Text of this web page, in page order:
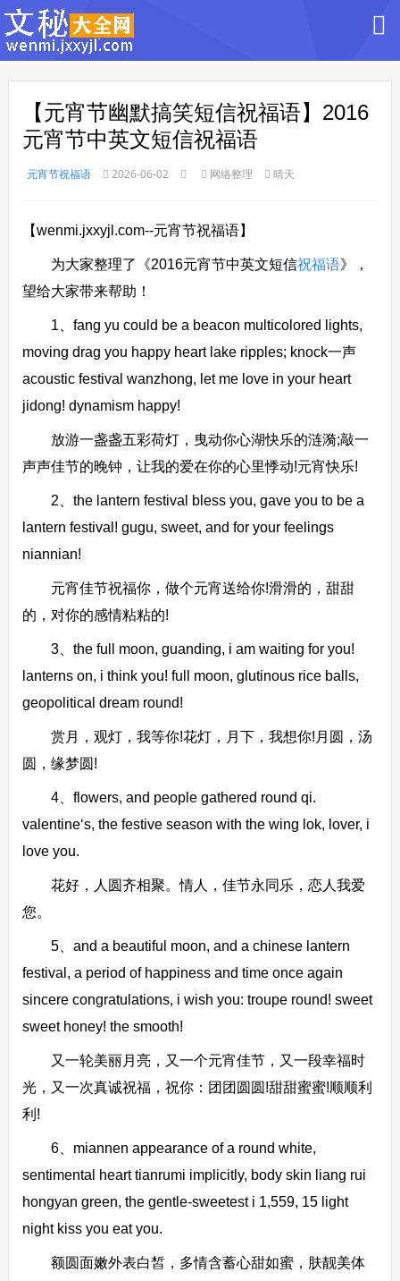
【元宵节幽默搞笑短信祝福语】2016
元宵节中英文短信祝福语
元宵节祝福语 2026-06-02 网络整理 晴天
【wenmi.jxxyjl.com--元宵节祝福语】
为大家整理了《2016元宵节中英文短信祝福语》，
望给大家带来帮助！
1、fang yu could be a beacon multicolored lights,
moving drag you happy heart lake ripples; knock一声
acoustic festival wanzhong, let me love in your heart
jidong! dynamism happy!
放游一盏盏五彩荷灯，曳动你心湖快乐的涟漪;敲一
声声佳节的晚钟，让我的爱在你的心里悸动!元宵快乐!
2、the lantern festival bless you, gave you to be a
lantern festival! gugu, sweet, and for your feelings
niannian!
元宵佳节祝福你，做个元宵送给你!滑滑的，甜甜
的，对你的感情粘粘的!
3、the full moon, guanding, i am waiting for you!
lanterns on, i think you! full moon, glutinous rice balls,
geopolitical dream round!
赏月，观灯，我等你!花灯，月下，我想你!月圆，汤
圆，缘梦圆!
4、flowers, and people gathered round qi.
valentine‘s, the festive season with the wing lok, lover, i
love you.
花好，人圆齐相聚。情人，佳节永同乐，恋人我爱
您。
5、and a beautiful moon, and a chinese lantern
festival, a period of happiness and time once again
sincere congratulations, i wish you: troupe round! sweet
sweet honey! the smooth!
又一轮美丽月亮，又一个元宵佳节，又一段幸福时
光，又一次真诚祝福，祝你：团团圆圆!甜甜蜜蜜!顺顺利
利!
6、miannen appearance of a round white,
sentimental heart tianrumi implicitly, body skin liang rui
hongyan green, the gentle-sweetest i 1,559, 15 light
night kiss you eat you.
额圆面嫩外表白皙，多情含蓄心甜如蜜，肤靓美体